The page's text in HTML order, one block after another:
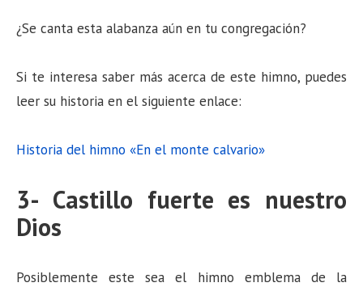
¿Se canta esta alabanza aún en tu congregación?
Si te interesa saber más acerca de este himno, puedes
leer su historia en el siguiente enlace:
Historia del himno «En el monte calvario»
3- Castillo fuerte es nuestro
Dios
Posiblemente este sea el himno emblema de la